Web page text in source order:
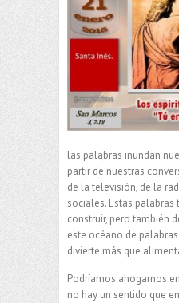
las palabras inundan
partir de nuestras
de la televisión, de la
sociales. Estas palabras
construir, pero también
este océano de
divierte más que
Podríamos ahogarnos
no hay un sentido que